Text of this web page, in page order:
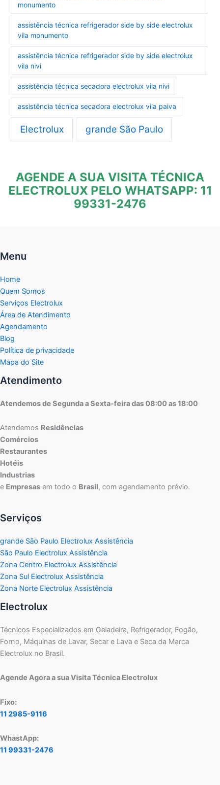
monumento
assistência técnica refrigerador side by side electrolux
vila monumento
assistência técnica refrigerador side by side electrolux
vila nivi
assistência técnica secadora electrolux vila nivi
assistência técnica secadora electrolux vila paiva
Electrolux grande São Paulo
AGENDE A SUA VISITA TÉCNICA
ELECTROLUX PELO WHATSAPP: 11
99331-2476
Menu
Home
Quem Somos
Serviços Electrolux
Área de Atendimento
Agendamento
Blog
Política de privacidade
Mapa do Site
Atendimento
Atendemos de Segunda a Sexta-feira das 08:00 as 18:00
Atendemos Residências
Comércios
Restaurantes
Hotéis
Industrias
e Empresas em todo o Brasil, com agendamento prévio.
Serviços
grande São Paulo Electrolux Assistência
São Paulo Electrolux Assistência
Zona Centro Electrolux Assistência
Zona Sul Electrolux Assistência
Zona Norte Electrolux Assistência
Electrolux
Técnicos Especializados em Geladeira, Refrigerador, Fogão,
Forno, Máquinas de Lavar, Secar e Lava e Seca da Marca
Electrolux no Brasil.
Agende Agora a sua Visita Técnica Electrolux
Fixo:
11 2985-9116
WhastApp:
11 99331-2476